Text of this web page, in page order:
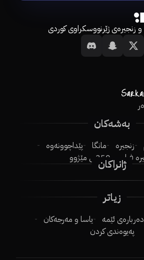
و زنجیرەی ژێرنووسکراوی کوردی
بەشەکان
زنجیرە مانگا
پێداچوونەوە
فیلم
250ـی مێژوو
ژانراکان
زیاتر
دەربارەی ئێمە
یاسا و مەرجەکان
پەیوەندی کردن